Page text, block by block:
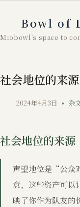
容
Bowl of
Miobowl's space to
社会地位的来
2024年4月3日 杂
社会地位的来源
声望地位是“公众
意，这些资产可
映了你作为队友的